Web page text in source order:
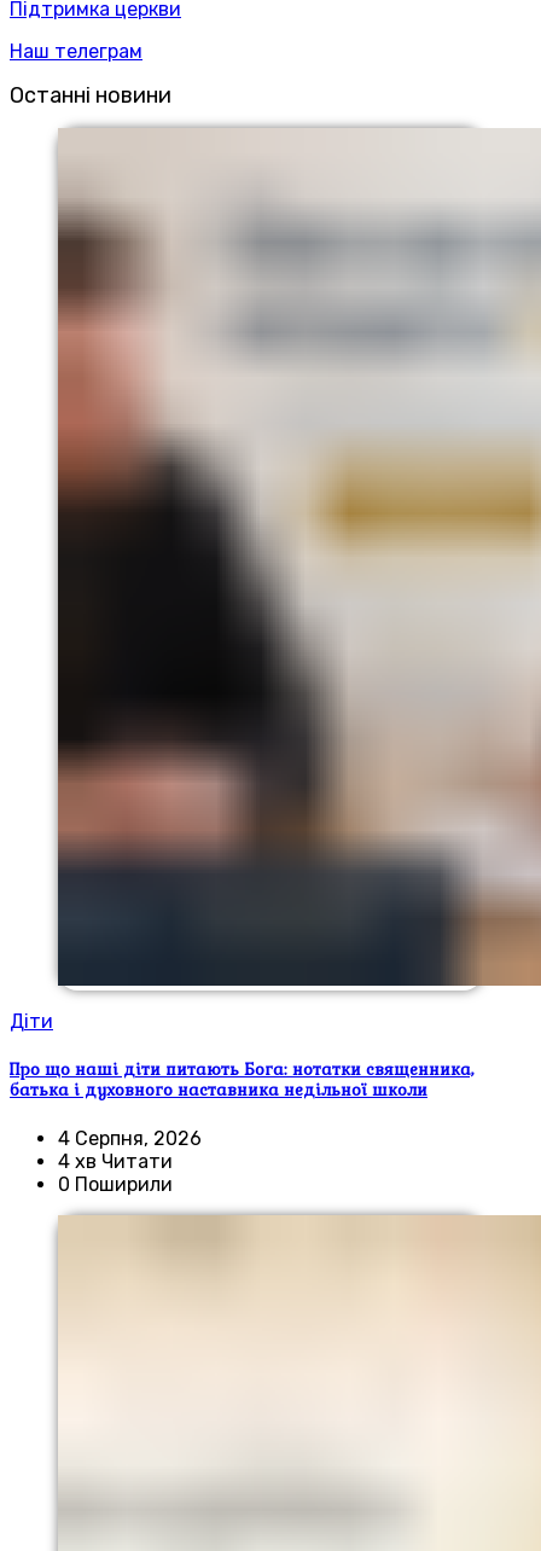
Підтримка церкви
Наш телеграм
Останні новини
Діти
Про що наші діти питають Бога: нотатки священника,
батька і духовного наставника недільної школи
4 Серпня, 2026
4 хв Читати
0 Поширили